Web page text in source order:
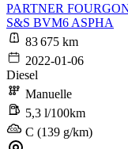
PARTNER
S&S BVM6 ASPHA
83 675 km
2022-01-06
Diesel
Manuelle
5,3 l/100km
C (139 g/km)